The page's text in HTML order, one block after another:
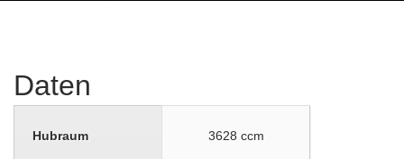
Daten
Hubraum 3628 ccm